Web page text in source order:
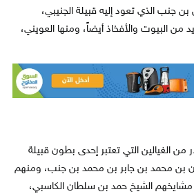
جنب الذي تعود إليه قبيلة الجنيبي،
من البيوت والأفخاذ أيضاً، ومنها العويني،
من الغيالين التي تعتبر إحدى بطون قبيلة
بن محمد بن جابر بن محمد بن جنب، ومنهم
مشايخهم الشيخ حمد بن سلطان الكاسبي،